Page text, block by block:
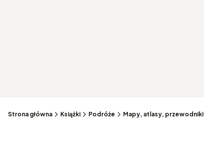
Strona główna Książki Podróże Mapy, atlasy, przewodniki